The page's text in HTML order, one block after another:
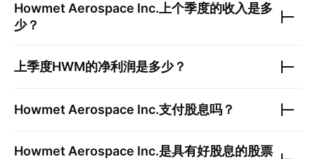
Howmet Aerospace Inc. 上个季度的收入是多
少？
上季度HWM的净利润是多少？
Howmet Aerospace Inc.支付股息吗？
Howmet Aerospace Inc.是具有好股息的股票